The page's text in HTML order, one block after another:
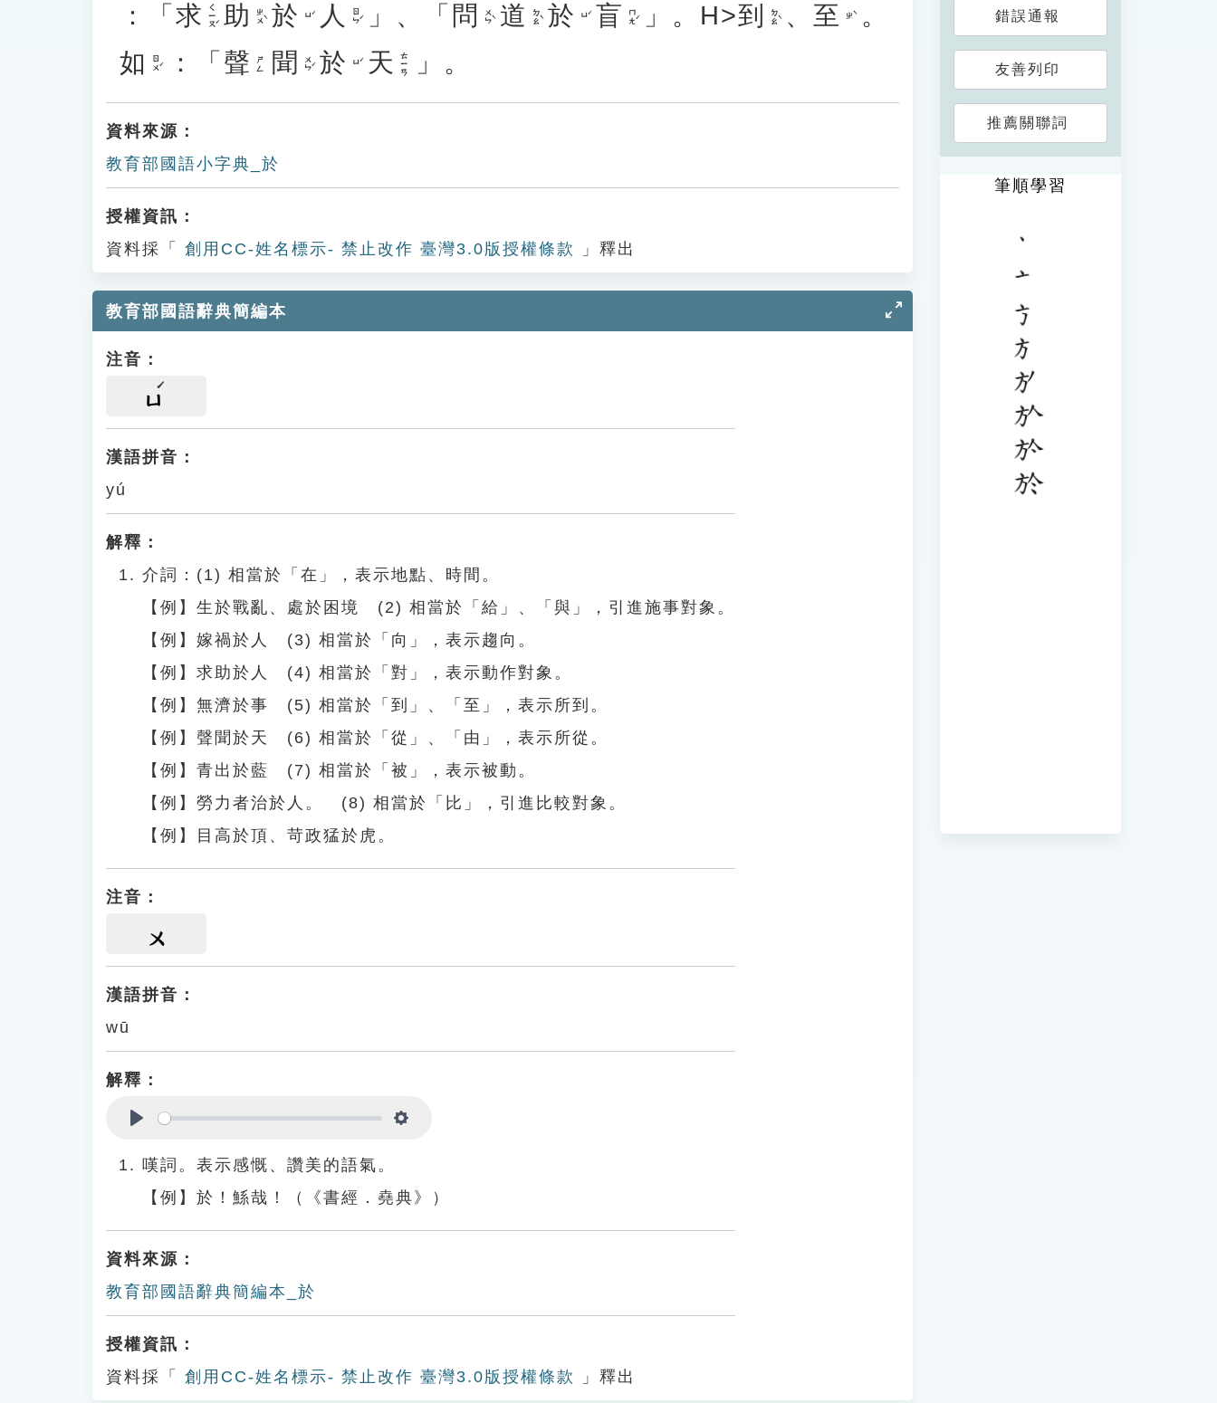
：「 求 ㄑㄧㄡˊ 助 ㄓㄨˋ 於 ㄩˊ 人 ㄖㄣˊ 」、「 問 ㄨㄣˋ 道 ㄉㄠˋ 於 ㄩˊ 盲 ㄇㄤˊ 」。H>到 ㄉㄠˋ 、 至 ㄓˋ
。
如 ㄖㄨˊ ：「 聲 ㄕㄥ 聞 ㄨㄣˊ 於 ㄩˊ 天 ㄊㄧㄢ 」。
資料來源：
教育部國語小字典_於
授權資訊：
資料採「
創用CC-姓名標示- 禁止改作 臺灣3.0版授權條款 」釋出
教育部國語辭典簡編本
注音：
ㄩ
漢語拼音：
yú
解釋：
介詞：(1) 相當於「在」，表示地點、時間。
【例】生於戰亂、處於困境 (2) 相當於「給」、「與」，引進施事對象。
【例】嫁禍於人 (3) 相當於「向」，表示趨向。
【例】求助於人 (4) 相當於「對」，表示動作對象。
【例】無濟於事 (5) 相當於「到」、「至」，表示所到。
【例】聲聞於天 (6) 相當於「從」、「由」，表示所從。
【例】青出於藍 (7) 相當於「被」，表示被動。
【例】勞力者治於人。 (8) 相當於「比」，引進比較對象。
【例】目高於頂、苛政猛於虎。
注音：
ㄨ
漢語拼音：
wū
解釋：
嘆詞。表示感慨、讚美的語氣。
【例】於！鯀哉！（《書經．堯典》）
資料來源：
教育部國語辭典簡編本_於
授權資訊：
資料採「
創用CC-姓名標示- 禁止改作 臺灣3.0版授權條款 」釋出
錯誤通報
友善列印
推薦關聯詞
筆順學習